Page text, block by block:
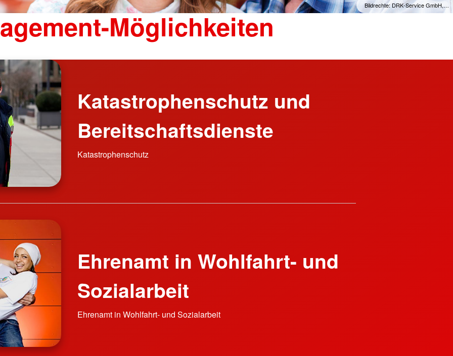
Bildrechte: DRK-Service GmbH,…
Möglichkeiten
Katastrophenschutz und
Bereitschaftsdienste
Katastrophenschutz
Ehrenamt in Wohlfahrt- und
Sozialarbeit
Ehrenamt in Wohlfahrt- und Sozialarbeit